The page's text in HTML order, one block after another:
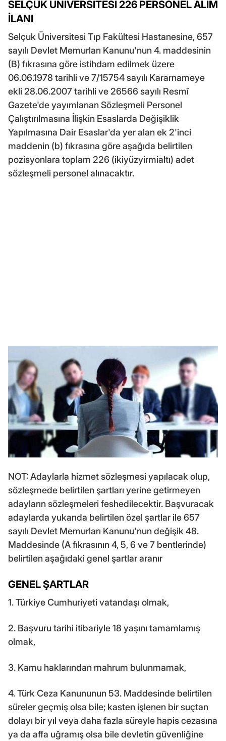
SELÇUK ÜNİVERSİTESİ 226 PERSONEL ALIM
İLANI
Selçuk Üniversitesi Tıp Fakültesi Hastanesine, 657
sayılı Devlet Memurları Kanunu'nun 4. maddesinin
(B) fıkrasına göre istihdam edilmek üzere
06.06.1978 tarihli ve 7/15754 sayılı Kararnameye
ekli 28.06.2007 tarihli ve 26566 sayılı Resmî
Gazete'de yayımlanan Sözleşmeli Personel
Çalıştırılmasına İlişkin Esaslarda Değişiklik
Yapılmasına Dair Esaslar'da yer alan ek 2'inci
maddenin (b) fıkrasına göre aşağıda belirtilen
pozisyonlara toplam 226 (ikiyüzyirmialtı) adet
sözleşmeli personel alınacaktır.
NOT: Adaylarla hizmet sözleşmesi yapılacak olup,
sözleşmede belirtilen şartları yerine getirmeyen
adayların sözleşmeleri feshedilecektir. Başvuracak
adaylarda yukarıda belirtilen özel şartlar ile 657
sayılı Devlet Memurları Kanunu'nun değişik 48.
Maddesinde (A fıkrasının 4, 5, 6 ve 7 bentlerinde)
belirtilen aşağıdaki genel şartlar aranır
GENEL ŞARTLAR
1. Türkiye Cumhuriyeti vatandaşı olmak,
2. Başvuru tarihi itibariyle 18 yaşını tamamlamış
olmak,
3. Kamu haklarından mahrum bulunmamak,
4. Türk Ceza Kanununun 53. Maddesinde belirtilen
süreler geçmiş olsa bile; kasten işlenen bir suçtan
dolayı bir yıl veya daha fazla süreyle hapis cezasına
ya da affa uğramış olsa bile devletin güvenliğine